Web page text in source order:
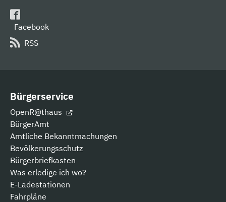
Facebook
RSS
Bürgerservice
OpenR@thaus
BürgerAmt
Amtliche Bekanntmachungen
Bevölkerungsschutz
Bürgerbriefkasten
Was erledige ich wo?
E-Ladestationen
Fahrpläne